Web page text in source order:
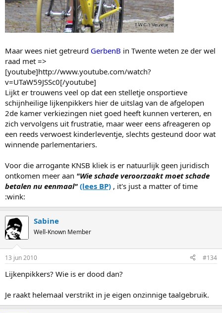
Maar wees niet getreurd GerbenB in Twente weten ze der wel
raad met =>
[youtube]http://www.youtube.com/watch?
v=UTaW59JSSc0[/youtube]
Lijkt er trouwens veel op dat een stelletje onsportieve
schijnheilige lijkenpikkers hier de uitslag van de afgelopen
2de kamer verkiezingen niet goed heeft kunnen verteren, en
zich vervolgens uit frustratie, maar weer eens afreageren op
een reeds verwoest kinderleventje, slechts gesteund door wat
winnende parlementariers.
Voor die arrogante KNSB kliek is er natuurlijk geen juridisch
ontkomen meer aan "Wie schade veroorzaakt moet schade
betalen nu eenmaal" (lees BP) , it's just a matter of time
:wink:
Sabine
Well-Known Member
13 jun 2010 #134
Lijkenpikkers? Wie is er dood dan?
Je raakt helemaal verstrikt in je eigen onzinnige taalgebruik.